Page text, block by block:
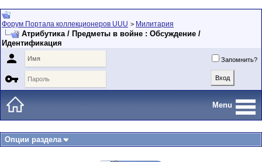
Форум Портала коллекционеров UUU > Милитария
Атрибутика / Предметы в войне : Обсуждение /
Идентификация
 Запомнить?

Menu
Опции раздела